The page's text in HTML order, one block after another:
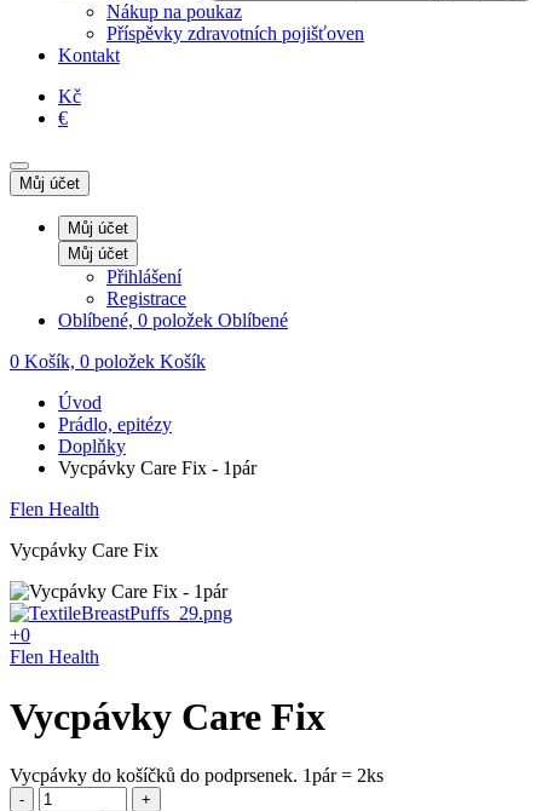
Nákup na poukaz
Příspěvky zdravotních pojišťoven
Kontakt
Kč
€
Můj účet
Můj účet
Můj účet
Přihlášení
Registrace
Oblíbené, 0 položek Oblíbené
0 Košík, 0 položek Košík
Úvod
Prádlo, epitézy
Doplňky
Vycpávky Care Fix - 1pár
Flen Health
Vycpávky Care Fix
+0
Flen Health
Vycpávky Care Fix
Vycpávky do košíčků do podprsenek. 1pár = 2ks
-
+